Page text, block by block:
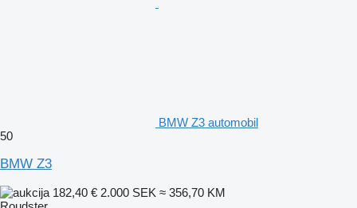
BMW Z3 automobil
50
BMW Z3
182,40 € 2.000 SEK ≈ 356,70 KM